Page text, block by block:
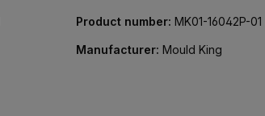
Product number: MK01-16042P-01
Manufacturer: Mould King